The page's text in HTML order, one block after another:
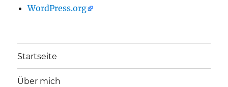
WordPress.org
Startseite
Über mich